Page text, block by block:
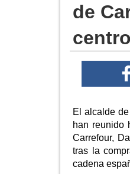
de
El alcalde
han reunido
Carrefour,
tras la
cadena